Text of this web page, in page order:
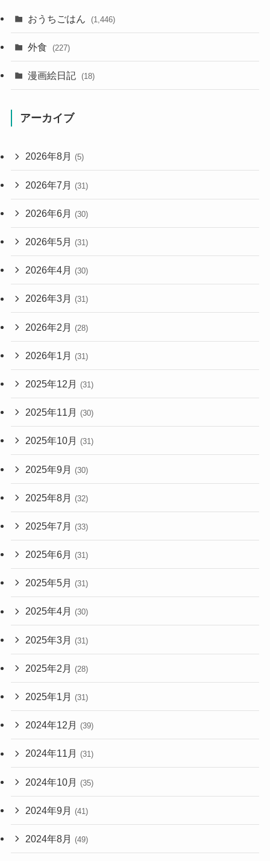
おうちごはん (1,446)
外食 (227)
漫画絵日記 (18)
アーカイブ
2026年8月 (5)
2026年7月 (31)
2026年6月 (30)
2026年5月 (31)
2026年4月 (30)
2026年3月 (31)
2026年2月 (28)
2026年1月 (31)
2025年12月 (31)
2025年11月 (30)
2025年10月 (31)
2025年9月 (30)
2025年8月 (32)
2025年7月 (33)
2025年6月 (31)
2025年5月 (31)
2025年4月 (30)
2025年3月 (31)
2025年2月 (28)
2025年1月 (31)
2024年12月 (39)
2024年11月 (31)
2024年10月 (35)
2024年9月 (41)
2024年8月 (49)